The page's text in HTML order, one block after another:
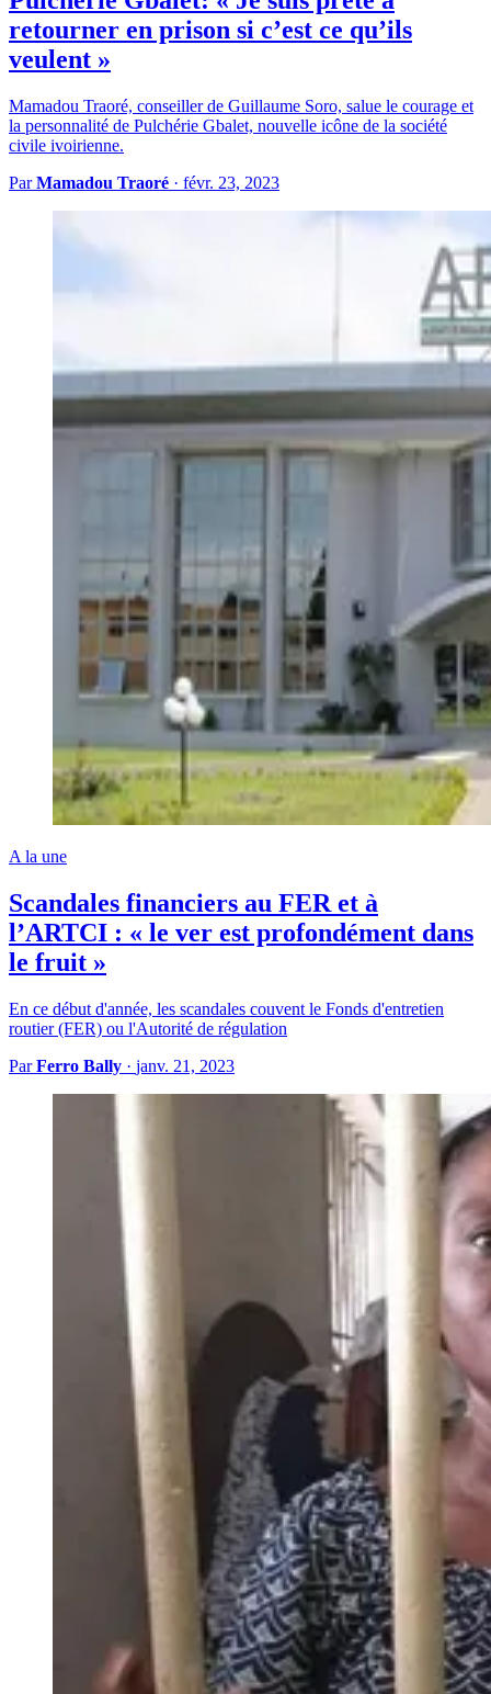
retourner en prison si c’est ce qu’ils
veulent »
Mamadou Traoré, conseiller de Guillaume Soro, salue le courage et
la personnalité de Pulchérie Gbalet, nouvelle icône de la société
civile ivoirienne.
ParMamadou Traoré · févr. 23, 2023
A la une
Scandales financiers au FER et à
l’ARTCI : « le ver est profondément dans
le fruit »
En ce début d'année, les scandales couvent le Fonds d'entretien
routier (FER) ou l'Autorité de régulation
ParFerro Bally · janv. 21, 2023